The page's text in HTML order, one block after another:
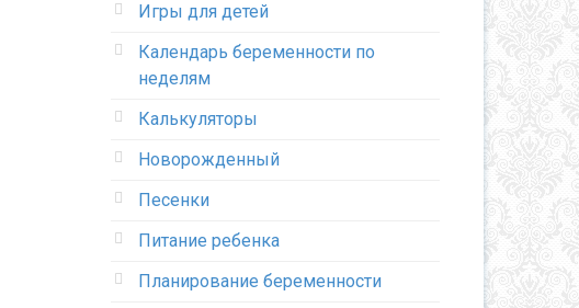
Игры для детей
Календарь беременности по
неделям
Калькуляторы
Новорожденный
Песенки
Питание ребенка
Планирование беременности